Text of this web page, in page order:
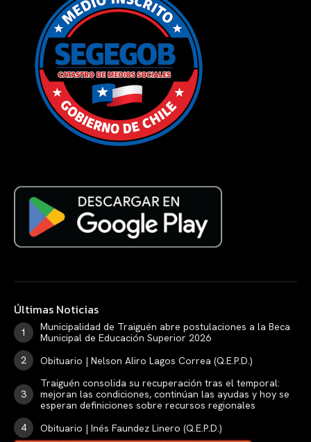
Últimas Noticias
Municipalidad de Traiguén abre postulaciones a la Beca
Municipal de Educación Superior 2026
Obituario | Nelson Aliro Lagos Correa (Q.E.P.D.)
Traiguén consolida su recuperación tras el temporal:
mejoran las condiciones, continúan las ayudas y hoy se
esperan definiciones sobre recursos regionales
Obituario | Inés Faundez Linero (Q.E.P.D.)